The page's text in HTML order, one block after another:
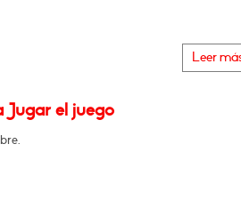
Leer
Jugar el juego